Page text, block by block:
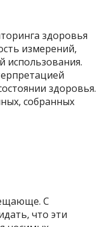
здоровья
измерений,
использования.
здоровья.
собранных
С
что эти